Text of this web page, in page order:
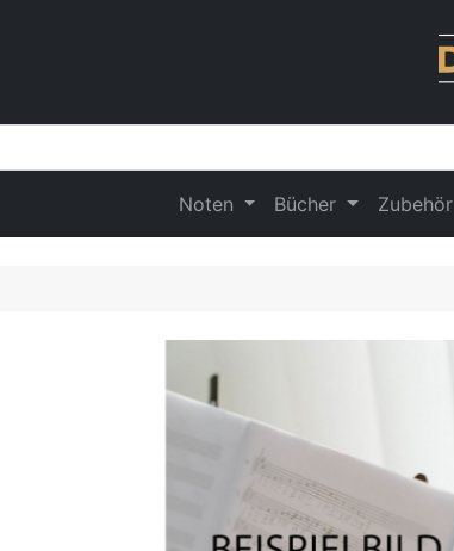
Noten Bücher Zubehör